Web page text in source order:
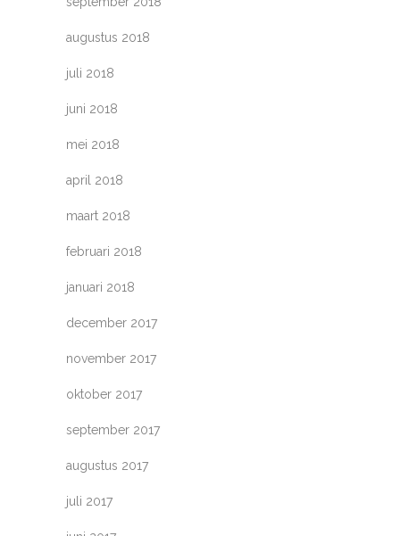
augustus 2018
juli 2018
juni 2018
mei 2018
april 2018
maart 2018
februari 2018
januari 2018
december 2017
november 2017
oktober 2017
september 2017
augustus 2017
juli 2017